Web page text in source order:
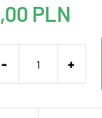
PLN
- +